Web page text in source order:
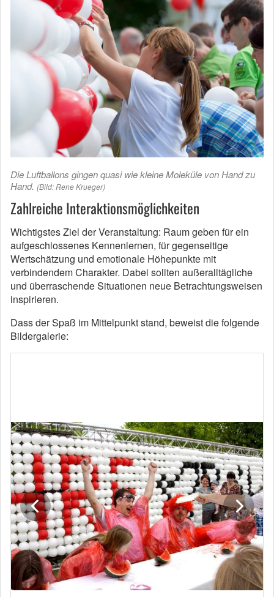
Die Luftballons gingen quasi wie kleine Moleküle von Hand zu
Hand. (Bild: Rene Krueger)
Zahlreiche Interaktionsmöglichkeiten
Wichtigstes Ziel der Veranstaltung: Raum geben für ein
aufgeschlossenes Kennenlernen, für gegenseitige
Wertschätzung und emotionale Höhepunkte mit
verbindendem Charakter. Dabei sollten außeralltägliche
und überraschende Situationen neue Betrachtungsweisen
inspirieren.
Dass der Spaß im Mittelpunkt stand, beweist die folgende
Bildergalerie: